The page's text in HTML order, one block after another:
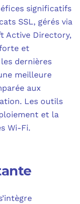
significatifs
SSL, gérés via
Active Directory,
et
dernières
meilleure
aux
Les outils
et la
Wi-Fi.